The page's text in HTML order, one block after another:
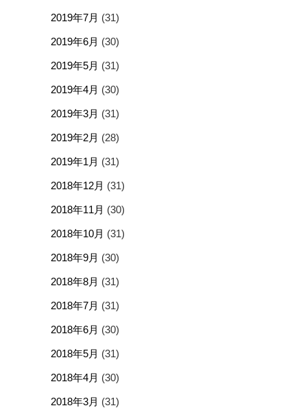
2019年7月 (31)
2019年6月 (30)
2019年5月 (31)
2019年4月 (30)
2019年3月 (31)
2019年2月 (28)
2019年1月 (31)
2018年12月 (31)
2018年11月 (30)
2018年10月 (31)
2018年9月 (30)
2018年8月 (31)
2018年7月 (31)
2018年6月 (30)
2018年5月 (31)
2018年4月 (30)
2018年3月 (31)